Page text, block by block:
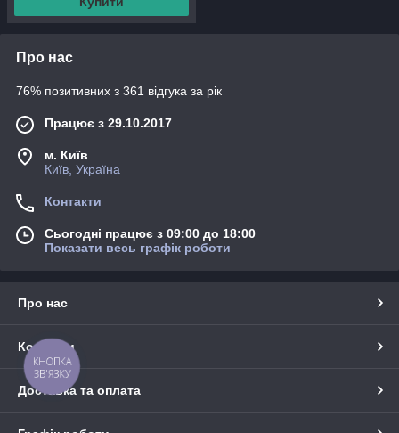
Про нас
76% позитивних з 361 відгука за рік
Працює з 29.10.2017
м. Київ
Київ, Україна
Контакти
Сьогодні працює з 09:00 до 18:00
Показати весь графік роботи
Про нас
Контакти
Доставка та оплата
КНОПКА
ЗВ'ЯЗКУ